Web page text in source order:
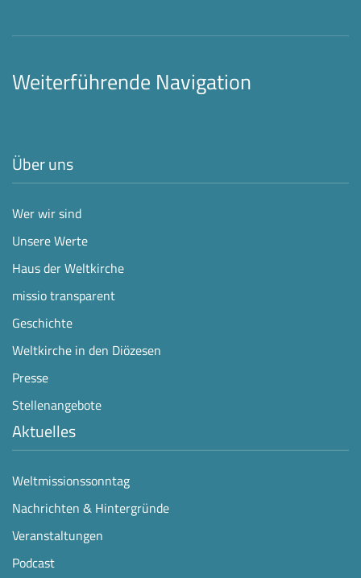
Weiterführende Navigation
Über uns
Wer wir sind
Unsere Werte
Haus der Weltkirche
missio transparent
Geschichte
Weltkirche in den Diözesen
Presse
Stellenangebote
Aktuelles
Weltmissionssonntag
Nachrichten & Hintergründe
Veranstaltungen
Podcast